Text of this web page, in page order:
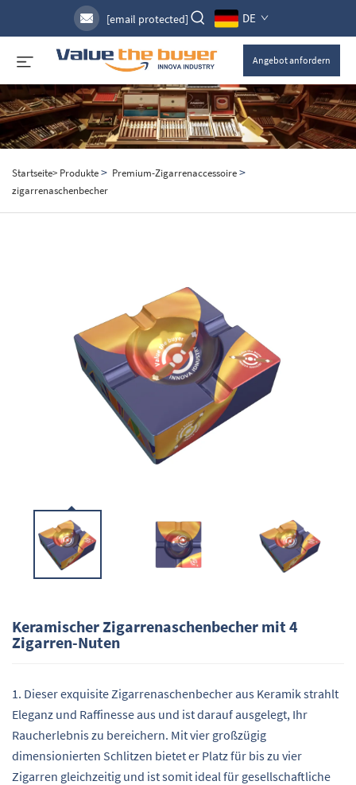
[email protected] DE
Angebot anfordern
Startseite> Produkte> Premium-Zigarrenaccessoire>
zigarrenaschenbecher
Keramischer Zigarrenaschenbecher mit 4
Zigarren-Nuten
1. Dieser exquisite Zigarrenaschenbecher aus Keramik strahlt
Eleganz und Raffinesse aus und ist darauf ausgelegt, Ihr
Raucherlebnis zu bereichern. Mit vier großzügig
dimensionierten Schlitzen bietet er Platz für bis zu vier
Zigarren gleichzeitig und ist somit ideal für gesellschaftliche